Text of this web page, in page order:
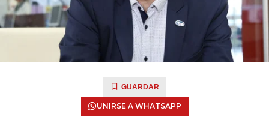
GUARDAR
UNIRSE A WHATSAPP